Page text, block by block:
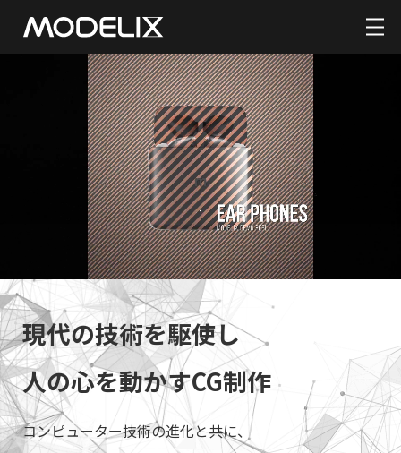
現代の技術を駆使し
人の心を動かすCG制作
コンピューター技術の進化と共に、